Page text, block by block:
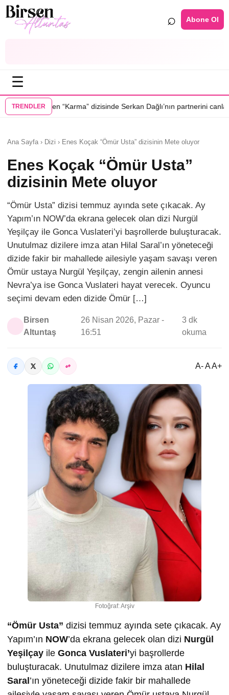
⌕ Abone Ol
☰
TRENDLER
dizisinde Serkan Dağlı’nın partnerini canlandıracak•Daha 17’ye
Ana Sayfa › Dizi › Enes Koçak “Ömür Usta” dizisinin Mete oluyor
Enes Koçak “Ömür Usta”
dizisinin Mete oluyor
“Ömür Usta” dizisi temmuz ayında sete çıkacak. Ay
Yapım’ın NOW’da ekrana gelecek olan dizi Nurgül
Yeşilçay ile Gonca Vuslateri’yi başrollerde buluşturacak.
Unutulmaz dizilere imza atan Hilal Saral’ın yöneteceği
dizide fakir bir mahallede ailesiyle yaşam savaşı veren
Ömür ustaya Nurgül Yeşilçay, zengin ailenin annesi
Nevra’ya ise Gonca Vuslateri hayat verecek. Oyuncu
seçimi devam eden dizide Ömür […]
Birsen
Altuntaş
26 Nisan 2026, Pazar -
16:51
3 dk
okuma
A- A A+
Fotoğraf: Arşiv
“Ömür Usta” dizisi temmuz ayında sete çıkacak. Ay
Yapım’ın NOW’da ekrana gelecek olan dizi Nurgül
Yeşilçay ile Gonca Vuslateri’yi başrollerde
buluşturacak. Unutulmaz dizilere imza atan Hilal
Saral ’ın yöneteceği dizide fakir bir mahallede